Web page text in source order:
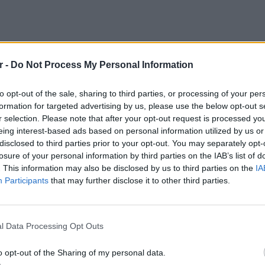
- Do Not Process My Personal Information
opt-out of the sale, sharing to third parties, or processing of your
for targeted advertising by us, please use the below opt-out
selection. Please note that after your opt-out request is processed
interest-based ads based on personal information utilized by us
to third parties prior to your opt-out. You may separately
of your personal information by third parties on the IAB’s list of
This information may also be disclosed by us to third parties on the
Participants that may further disclose it to other third parties.
Data Processing Opt Outs
opt-out of the Sharing of my personal data.
η κόρη μου. Είμαι πολύ χαρούμενη που
με αποφασιστικότητα με τους
η ίδια μετά την αποφυλάκισή
μέσα από την εκπομπή της Φαίης
και πρώην αντιπρόεδρος του
με τον σύντροφό της, Φραντζέσκο
με βραχιολάκι πριν από περίπου 2
δεν έχουν συναντηθεί, ο ίδιος μένει